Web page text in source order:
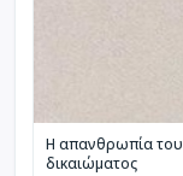
Η απανθρωπία του
δικαιώματος